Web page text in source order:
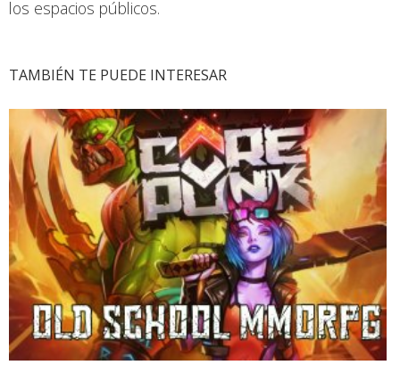
los espacios públicos.
TAMBIÉN TE PUEDE INTERESAR